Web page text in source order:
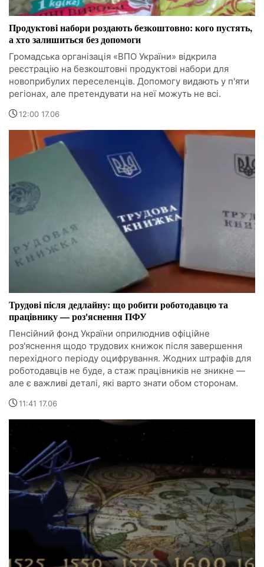
Продуктові набори роздають безкоштовно: кого пустять,
а хто залишиться без допомоги
Громадська організація «ВПО України» відкрила
реєстрацію на безкоштовні продуктові набори для
новоприбулих переселенців. Допомогу видають у п'яти
регіонах, але претендувати на неї можуть не всі.
12:00 17.06
Трудові після дедлайну: що робити роботодавцю та
працівнику — роз'яснення ПФУ
Пенсійний фонд України оприлюднив офіційне
роз'яснення щодо трудових книжок після завершення
перехідного періоду оцифрування. Жодних штрафів для
роботодавців не буде, а стаж працівників не зникне —
але є важливі деталі, які варто знати обом сторонам.
11:41 17.06